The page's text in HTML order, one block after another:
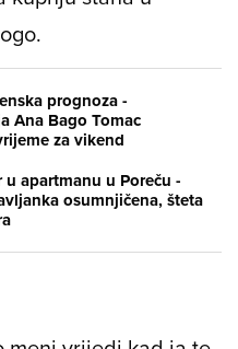
prognoza -
Ana Bago Tomac
za vikend
u apartmanu u Poreču -
osumnjičena, šteta